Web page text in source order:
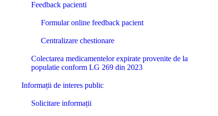
Feedback pacienti
Formular online feedback pacient
Centralizare chestionare
Colectarea medicamentelor expirate provenite de la
populatie conform LG 269 din 2023
Informații de interes public
Solicitare informații